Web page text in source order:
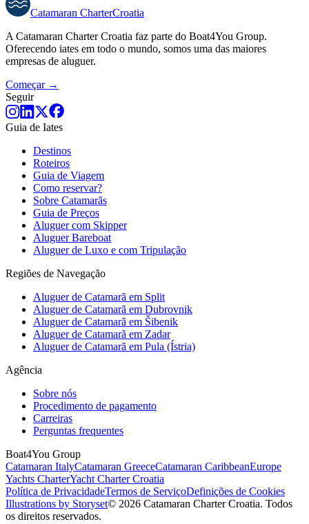
Catamaran CharterCroatia
A Catamaran Charter Croatia faz parte do Boat4You Group.
Oferecendo iates em todo o mundo, somos uma das maiores
empresas de aluguer.
Começar →
Seguir
Guia de Iates
Destinos
Roteiros
Guia de Viagem
Como reservar?
Sobre Catamarãs
Guia de Preços
Aluguer com Skipper
Aluguer Bareboat
Aluguer de Luxo e com Tripulação
Regiões de Navegação
Aluguer de Catamarã em Split
Aluguer de Catamarã em Dubrovnik
Aluguer de Catamarã em Šibenik
Aluguer de Catamarã em Zadar
Aluguer de Catamarã em Pula (Ístria)
Agência
Sobre nós
Procedimento de pagamento
Carreiras
Perguntas frequentes
Boat4You Group
Catamaran ItalyCatamaran GreeceCatamaran CaribbeanEurope
Yachts CharterYacht Charter Croatia
Política de PrivacidadeTermos de ServiçoDefinições de Cookies
Illustrations by Storyset© 2026 Catamaran Charter Croatia. Todos
os direitos reservados.